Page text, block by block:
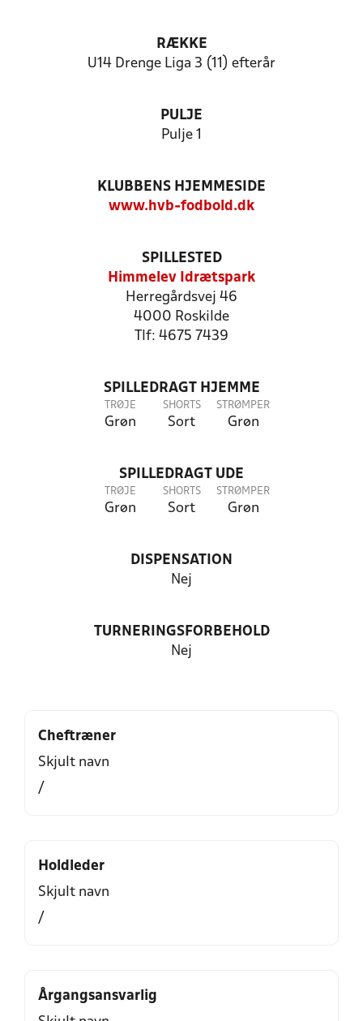
RÆKKE
U14 Drenge Liga 3 (11) efterår
PULJE
Pulje 1
KLUBBENS HJEMMESIDE
www.hvb-fodbold.dk
SPILLESTED
Himmelev Idrætspark
Herregårdsvej 46
4000 Roskilde
Tlf: 4675 7439
SPILLEDRAGT HJEMME
TRØJE
Grøn
SHORTS
Sort
STRØMPER
Grøn
SPILLEDRAGT UDE
TRØJE
Grøn
SHORTS
Sort
STRØMPER
Grøn
DISPENSATION
Nej
TURNERINGSFORBEHOLD
Nej
Cheftræner
Skjult navn
/
Holdleder
Skjult navn
/
Årgangsansvarlig